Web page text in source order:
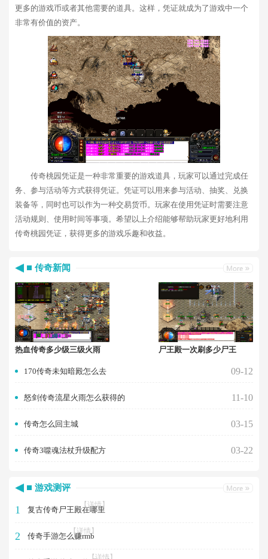
更多的游戏币或者其他需要的道具。这样，凭证就成为了游戏中一个
非常有价值的资产。
传奇桃园凭证是一种非常重要的游戏道具，玩家可以通过完成任
务、参与活动等方式获得凭证。凭证可以用来参与活动、抽奖、兑换
装备等，同时也可以作为一种交易货币。玩家在使用凭证时需要注意
活动规则、使用时间等事项。希望以上介绍能够帮助玩家更好地利用
传奇桃园凭证，获得更多的游戏乐趣和收益。
传奇新闻
热血传奇多少级三级火雨 尸王殿一次刷多少尸王
170传奇未知暗殿怎么去 09-12
怒剑传奇流星火雨怎么获得的 11-10
传奇怎么回主城 03-15
传奇3噬魂法杖升级配方 03-22
游戏测评
1 复古传奇尸王殿在哪里
【详情】
2 传奇手游怎么赚rmb
【详情】
【详情】